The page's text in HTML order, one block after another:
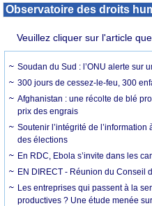
Observatoire des droits
Veuillez cliquer sur l'article
Soudan du Sud : l’ONU alerte sur
300 jours de cessez-le-feu, 300
Afghanistan : une récolte de blé
prix des engrais
Soutenir l’intégrité de
des élections
En RDC, Ebola s’invite dans les
EN DIRECT - Réunion du Conseil
Les entreprises qui passent à la
productives ? Une étude menée